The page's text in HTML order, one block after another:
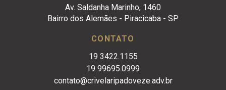
Av. Saldanha Marinho, 1460
Bairro dos Alemães - Piracicaba - SP
CONTATO
19 3422.1155
19 99695.0999
contato@crivelaripadoveze.adv.br